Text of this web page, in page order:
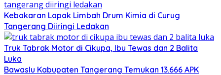
Kebakaran Lapak Limbah Drum Kimia di Curug
Tangerang Diiringi Ledakan
Truk Tabrak Motor di Cikupa, Ibu Tewas dan 2 Balita
Luka
Bawaslu Kabupaten Tangerang Temukan 13.666 APK